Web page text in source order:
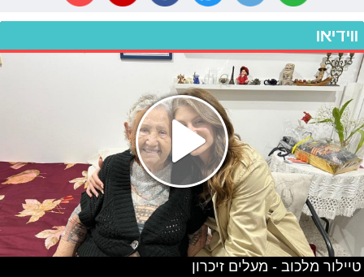
ווידיאו
טיילור מלכוב - מעלים זיכרון